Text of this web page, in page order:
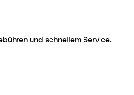
und schnellem Service.